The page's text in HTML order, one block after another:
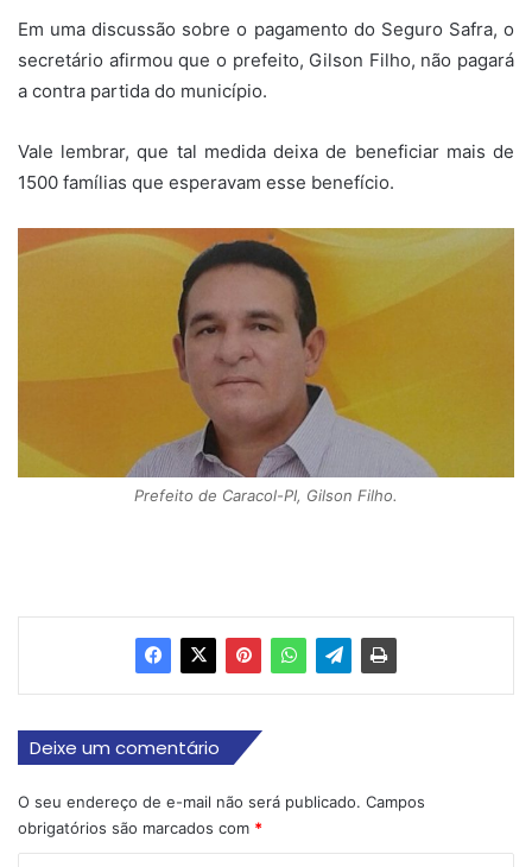
Em uma discussão sobre o pagamento do Seguro Safra, o
secretário afirmou que o prefeito, Gilson Filho, não pagará
a contra partida do município.
Vale lembrar, que tal medida deixa de beneficiar mais de
1500 famílias que esperavam esse benefício.
Prefeito de Caracol-PI, Gilson Filho.
Deixe um comentário
O seu endereço de e-mail não será publicado. Campos
obrigatórios são marcados com *